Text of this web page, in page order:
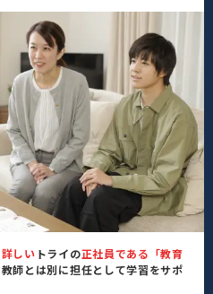
しい トライの正社員である「教育
師とは別に担任として学習をサポ